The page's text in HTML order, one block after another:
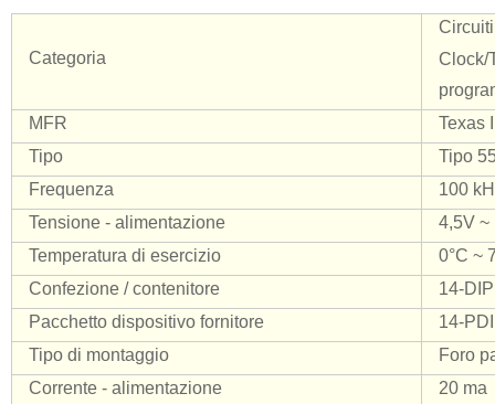
Categoria
Clock/
MFR
Texas
Tipo
Tipo
Frequenza
100
Tensione - alimentazione
4,5V ~
Temperatura di esercizio
0°C ~
Confezione / contenitore
14-
Pacchetto dispositivo fornitore
14-
Tipo di montaggio
Foro
Corrente - alimentazione
20 ma